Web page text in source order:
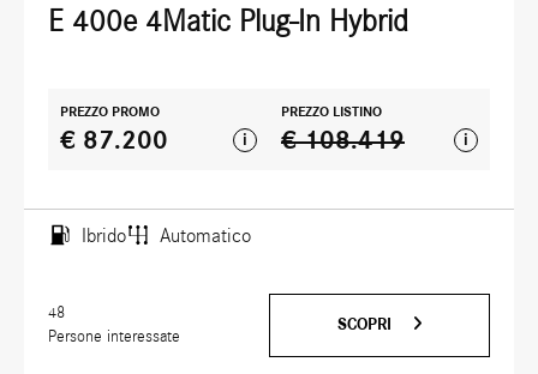
E 400e 4Matic Plug-In Hybrid
PREZZO PROMO
€ 87.200 i
PREZZO LISTINO
€ 108.419 i
Ibrido Automatico
48
Persone interessate
SCOPRI